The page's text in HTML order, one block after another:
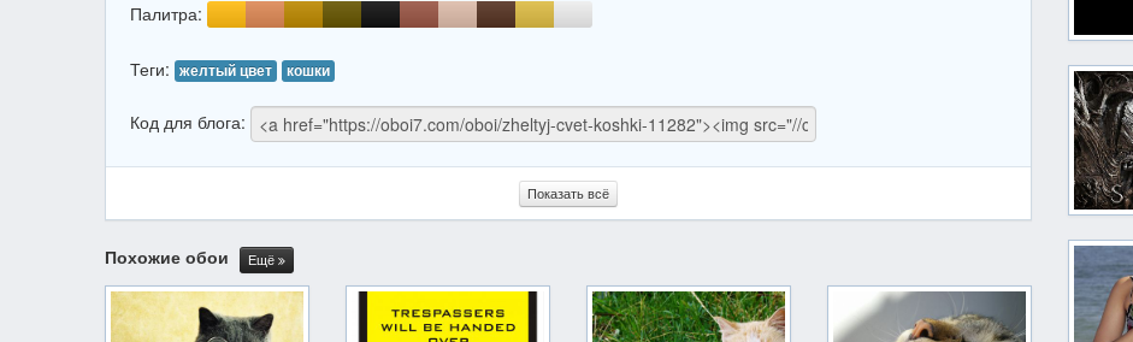
Палитра:
Теги: желтый цвет кошки
Код для блога:
Показать всё
Похожие обои Ещё